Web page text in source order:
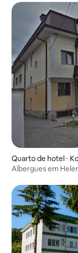
Quarto de hotel ⋅
Albergues em